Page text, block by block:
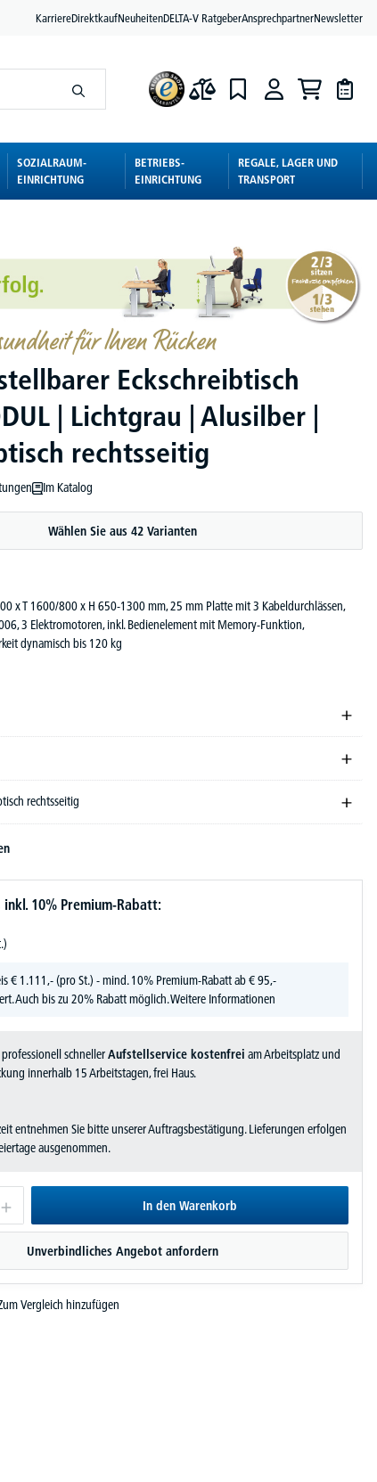
KarriereDirektkaufNeuheitenDELTA-V RatgeberAnsprechpartnerNewsletter
SOZIALRAUM-
EINRICHTUNG
BETRIEBS-
EINRICHTUNG
REGALE, LAGER UND
TRANSPORT
für Ihren Rücken
Eckschreibtisch
| Lichtgrau | Alusilber |
rechtsseitig
Im Katalog
Wählen Sie aus 42 Varianten
x T 1600/800 x H 650-1300 mm, 25 mm Platte mit 3 Kabeldurchlässen,
3 Elektromotoren, inkl. Bedienelement mit Memory-Funktion,
dynamisch bis 120 kg
rechtsseitig
10% Premium-Rabatt:
€ 1.111,-(pro St.) - mind. 10% Premium-Rabatt ab € 95,-
Auch bis zu 20% Rabatt möglich.Weitere Informationen
professionell schnellerAufstellservice kostenfrei am Arbeitsplatz und
innerhalb 15 Arbeitstagen, frei Haus.
entnehmen Sie bitte unserer Auftragsbestätigung. Lieferungen erfolgen
ausgenommen.
In den Warenkorb
Unverbindliches Angebot anfordern
Vergleich hinzufügen